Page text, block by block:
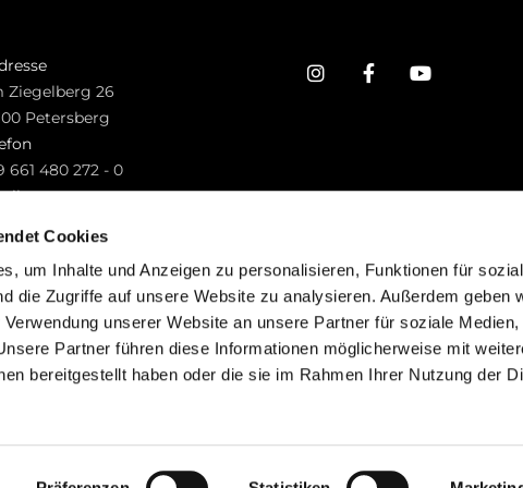
Cookies
um Inhalte und Anzeigen zu personalisieren, Funktionen für
die Zugriffe auf unsere Website zu analysieren. Außerdem geben
unserer Website an unsere Partner für soziale Medien,
Partner führen diese Informationen möglicherweise mit
bereitgestellt haben oder die sie im Rahmen Ihrer Nutzung der
Ziegelberg 26
Petersberg
661 480 272 - 0
Impressum Datenschutzerklärung ChurchDesk-